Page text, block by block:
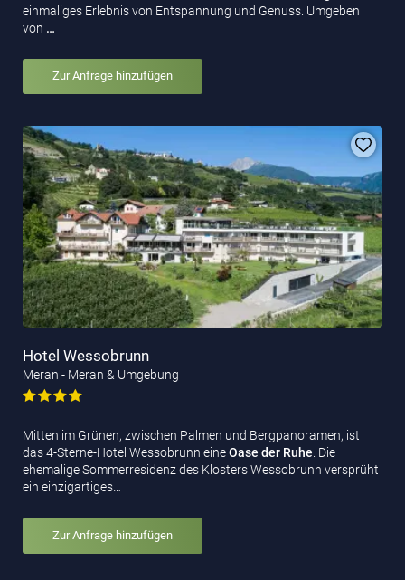
einmaliges Erlebnis von Entspannung und Genuss. Umgeben
von …
Zur Anfrage hinzufügen
Hotel Wessobrunn
Meran - Meran & Umgebung
Mitten im Grünen, zwischen Palmen und Bergpanoramen, ist
das 4-Sterne-Hotel Wessobrunn eineOase der Ruhe . Die
ehemalige Sommerresidenz des Klosters Wessobrunn versprüht
ein einzigartiges…
Zur Anfrage hinzufügen